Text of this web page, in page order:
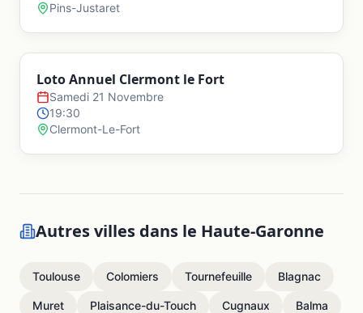
Pins-Justaret
Loto Annuel Clermont le Fort
Samedi 21 Novembre
19:30
Clermont-Le-Fort
Autres villes dans le Haute-Garonne
Toulouse Colomiers Tournefeuille Blagnac
Muret Plaisance-du-Touch Cugnaux Balma